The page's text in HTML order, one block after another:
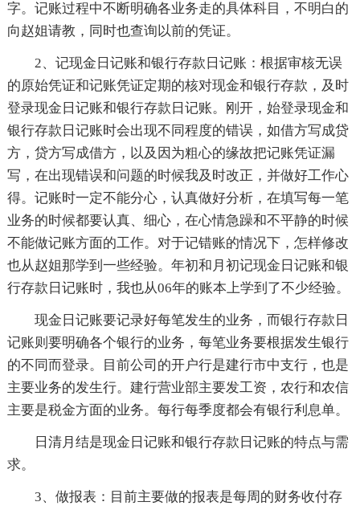
字。记账过程中不断明确各业务走的具体科目，不明白的
向赵姐请教，同时也查询以前的凭证。
2、记现金日记账和银行存款日记账：根据审核无误
的原始凭证和记账凭证定期的核对现金和银行存款，及时
登录现金日记账和银行存款日记账。刚开，始登录现金和
银行存款日记账时会出现不同程度的错误，如借方写成贷
方，贷方写成借方，以及因为粗心的缘故把记账凭证漏
写，在出现错误和问题的时候我及时改正，并做好工作心
得。记账时一定不能分心，认真做好分析，在填写每一笔
业务的时候都要认真、细心，在心情急躁和不平静的时候
不能做记账方面的工作。对于记错账的情况下，怎样修改
也从赵姐那学到一些经验。年初和月初记现金日记账和银
行存款日记账时，我也从06年的账本上学到了不少经验。
现金日记账要记录好每笔发生的业务，而银行存款日
记账则要明确各个银行的业务，每笔业务要根据发生银行
的不同而登录。目前公司的开户行是建行市中支行，也是
主要业务的发生行。建行营业部主要发工资，农行和农信
主要是税金方面的业务。每行每季度都会有银行利息单。
日清月结是现金日记账和银行存款日记账的特点与需
求。
3、做报表：目前主要做的报表是每周的财务收付存